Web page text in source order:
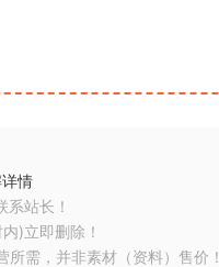
情
站长！
)立即删除！
需，并非素材（资料）售价！